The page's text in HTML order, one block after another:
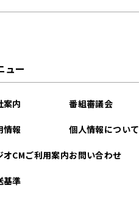
ュー
案内
情報
オCMご利用案内
基準
番組審議会
個人情報について
お問い合わせ